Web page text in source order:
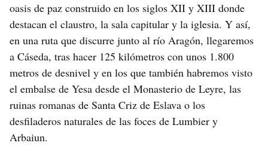
oasis de paz construido en los siglos XII y XIII donde
destacan el claustro, la sala capitular y la iglesia. Y así,
en una ruta que discurre junto al río Aragón, llegaremos
a Cáseda, tras hacer 125 kilómetros con unos 1.800
metros de desnivel y en los que también habremos visto
el embalse de Yesa desde el Monasterio de Leyre, las
ruinas romanas de Santa Criz de Eslava o los
desfiladeros naturales de las foces de Lumbier y
Arbaiun.